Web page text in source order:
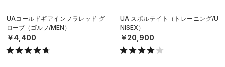
UAコールドギアインフラレッド グ
ローブ（ゴルフ/MEN）
￥4,400
UA スポルテイト（トレーニング/U
NISEX）
￥20,900